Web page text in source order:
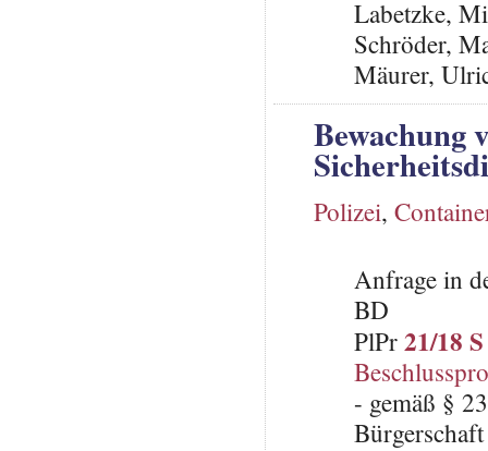
Labetzke,
Schröder,
Mäurer,
Bewachung
Polizei,
Anfrage in
BD
PlPr21/18 S
- gemäß §